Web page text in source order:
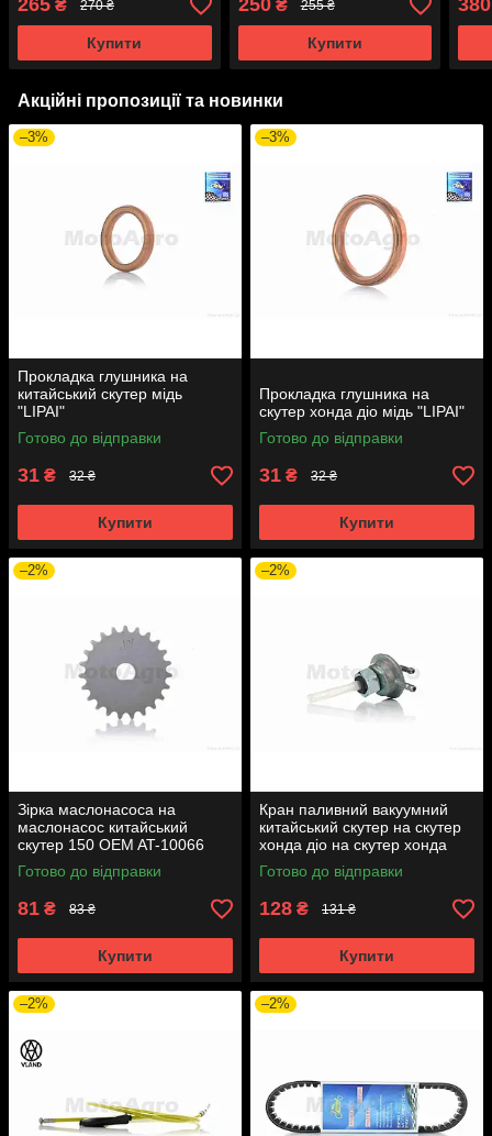
265 ₴ 270 ₴
Купити
250₴ 255 ₴
Купити
380
Акційні пропозиції та новинки
–3%
Прокладка глушника на
китайський скутер мідь
"LIPAI"
Готово до відправки
31 ₴ 32 ₴
Купити
–3%
Прокладка глушника на
скутер хонда діо мідь "LIPAI"
Готово до відправки
31 ₴ 32 ₴
Купити
–2%
Зірка маслонасоса на
маслонасос китайський
скутер 150 OEM AT-10066
Готово до відправки
81 ₴ 83 ₴
Купити
–2%
Кран паливний вакуумний
китайський скутер на скутер
хонда діо на скутер хонда
такт AF24 вкручується M16
AT-7074
Готово до відправки
128 ₴ 131 ₴
Купити
–2% –2%